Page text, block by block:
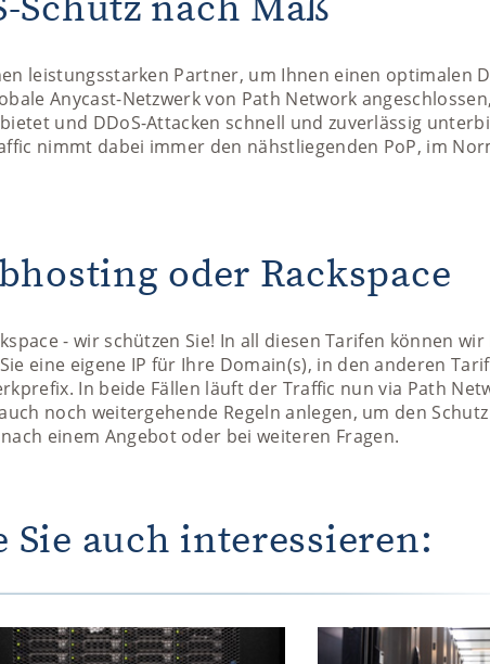
leistungsstarken Partner, um Ihnen einen optimalen
Anycast-Netzwerk von Path Network
und DDoS-Attacken schnell und zuverlässig
nimmt dabei immer den nähstliegenden PoP, im
oder Rackspace
- wir schützen Sie! In all diesen Tarifen können
eine eigene IP für Ihre Domain(s), in den anderen
In beide Fällen läuft der Traffic nun via Path
noch weitergehende Regeln anlegen, um den
einem Angebot oder bei weiteren Fragen.
Sie auch interessieren: